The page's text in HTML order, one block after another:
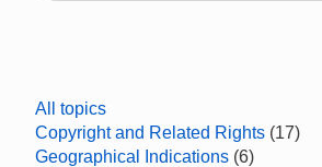
All topics
Copyright and Related Rights (17)
Geographical Indications (6)